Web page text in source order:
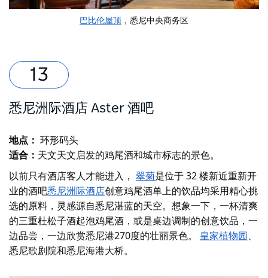
巴比伦屋顶 ，悉尼中央商务区
悉尼洲际酒店 Aster 酒吧
地点： 环形码头
适合： 天文天文启发的鸡尾酒和城市标志的景色。
以前只有酒店客人才能进入， 翠菊是位于 32 楼新近重新开
业的酒吧悉尼洲际酒店创意鸡尾酒单上的饮品均采用精心挑
选的原料，灵感源自悉尼湛蓝的天空。想象一下，一杯清爽
的三重杜松子酒起泡鸡尾酒，或是桌边调制的创意饮品，一
边品尝，一边欣赏悉尼港270度的壮丽景色。 皇家植物园、
悉尼歌剧院和悉尼海港大桥。